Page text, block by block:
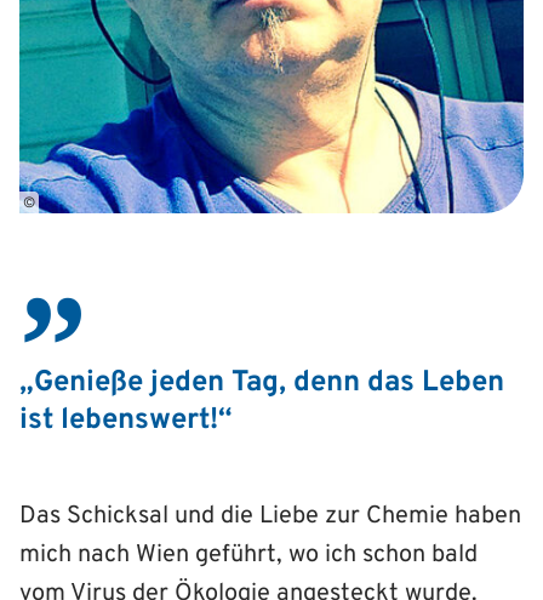
©
„Genieße jeden Tag, denn das Leben
ist lebenswert!“
Das Schicksal und die Liebe zur Chemie haben
mich nach Wien geführt, wo ich schon bald